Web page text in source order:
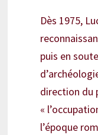
Dès 1975,
puis en
direction du
«
l’époque